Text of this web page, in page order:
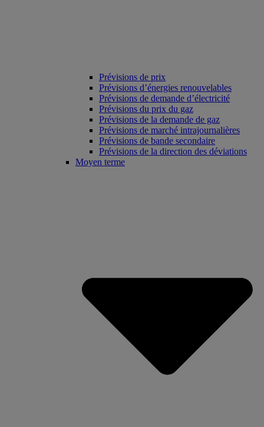
Prévisions de prix
Prévisions d’énergies renouvelables
Prévisions de demande d’électricité
Prévisions du prix du gaz
Prévisions de la demande de gaz
Prévisions de marché intrajournalières
Prévisions de bande secondaire
Prévisions de la direction des déviations
Moyen terme